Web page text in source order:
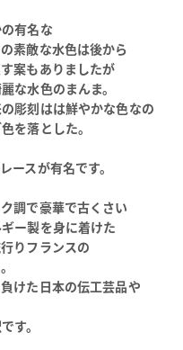
有名な
素敵な水色は後から
案もありましたが
な水色のまんま。
彫刻はは鮮やかな色なの
を落とした。
ースが有名です。
調で豪華で古くさい
ー製を身に着けた
りフランスの
けた日本の伝工芸品や
す。